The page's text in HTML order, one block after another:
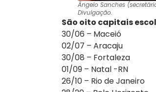
Ângelo Sanches
Divulgação.
São oito capitais
30/06 – Maceió
02/07 – Aracaju
30/08 – Fortaleza
01/09 – Natal -RN
26/10 – Rio de Janeiro